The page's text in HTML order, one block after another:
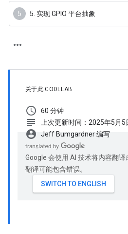
5. 实现 GPIO 平台抽象
关于此 CODELAB
schedule 60 分钟
subject 上次更新时间：2025年5月5
account_circle Jeff Bumgardner 编写
Google 会使用 AI 技术将内容翻译
翻译可能包含错误。